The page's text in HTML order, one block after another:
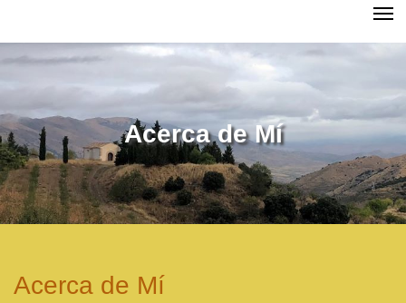
Acerca de Mí
Acerca de Mí